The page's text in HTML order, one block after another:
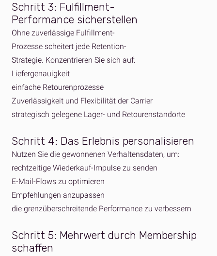
Schritt 3: Fulfillment-
Performance sicherstellen
Ohne zuverlässige Fulfillment-
Prozesse scheitert jede Retention-
Strategie. Konzentrieren Sie sich auf:
Liefergenauigkeit
einfache Retourenprozesse
Zuverlässigkeit und Flexibilität der Carrier
strategisch gelegene Lager- und Retourenstandorte
Schritt 4: Das Erlebnis personalisieren
Nutzen Sie die gewonnenen Verhaltensdaten, um:
rechtzeitige Wiederkauf-Impulse zu senden
E-Mail-Flows zu optimieren
Empfehlungen anzupassen
die grenzüberschreitende Performance zu verbessern
Schritt 5: Mehrwert durch Membership
schaffen